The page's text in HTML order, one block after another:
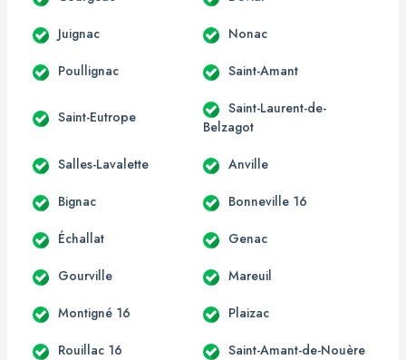
Juignac Nonac
Poullignac Saint-Amant
Saint-Eutrope
Saint-Laurent-de-
Belzagot
Salles-Lavalette Anville
Bignac Bonneville 16
Échallat Genac
Gourville Mareuil
Montigné 16 Plaizac
Rouillac 16 Saint-Amant-de-Nouère